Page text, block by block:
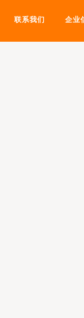
联系我们 企业